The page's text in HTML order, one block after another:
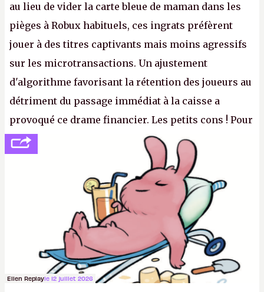
au lieu de vider la carte bleue de maman dans les
pièges à Robux habituels, ces ingrats préfèrent
jouer à des titres captivants mais moins agressifs
sur les microtransactions. Un ajustement
d'algorithme favorisant la rétention des joueurs au
détriment du passage immédiat à la caisse a
provoqué ce drame financier. Les petits cons ! Pour
se consoler, le PDG David Baszucki peut compter
sur le déblocage du jeu en Russie et l'explosion des
joueurs majeurs (+32 %). L'avenir appartient donc
aux adultes, qui ne sont jamais que des enfants
avec du pouvoir d'achat.P.
Ellen Replayle 12 juillet 2026